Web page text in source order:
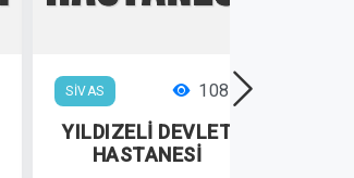
SİVAS 1083
YILDIZELİ DEVLET
HASTANESİ